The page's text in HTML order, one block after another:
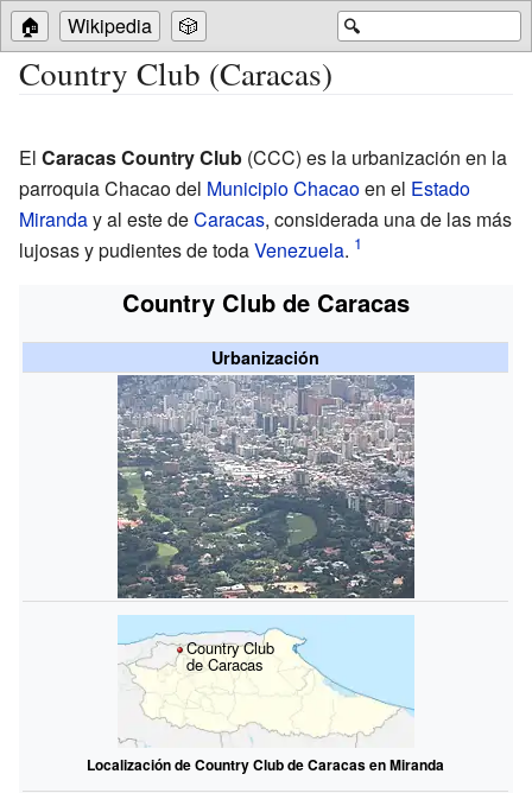
🔍
🏠 Wikipedia 🎲
Country Club (Caracas)
El Caracas Country Club (CCC) es la urbanización en la
parroquia Chacao del Municipio Chacaoen el Estado
Miranday al este deCaracas, considerada una de las más
lujosas y pudientes de todaVenezuela.
Country Club de Caracas
Urbanización
Country Club
de Caracas
Localización de Country Club de Caracas en Miranda